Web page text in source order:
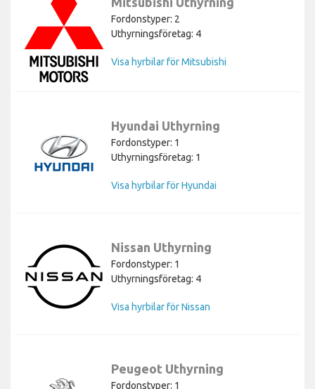
Fordonstyper: 2
Uthyrningsföretag: 4
Visa hyrbilar för Mitsubishi
Hyundai Uthyrning
Fordonstyper: 1
Uthyrningsföretag: 1
Visa hyrbilar för Hyundai
Nissan Uthyrning
Fordonstyper: 1
Uthyrningsföretag: 4
Visa hyrbilar för Nissan
Peugeot Uthyrning
Fordonstyper: 1